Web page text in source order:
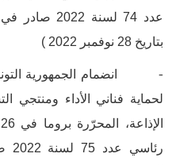
عدد
لسنة صادر في
بتاريخ
نوفمبر
- انضمام الجمهورية
لحماية فناني الأداء ومنتجي
الإذاعة، المحرّرة بروما في 26
رئاسي
عدد لسنة